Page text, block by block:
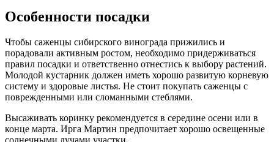
Особенности посадки
Чтобы саженцы сибирского винограда прижились и
порадовали активным ростом, необходимо придерживаться
правил посадки и ответственно отнестись к выбору растений.
Молодой кустарник должен иметь хорошо развитую корневую
систему и здоровые листья. Не стоит покупать саженцы с
поврежденными или сломанными стеблями.
Высаживать коринку рекомендуется в середине осени или в
конце марта. Ирга Мартин предпочитает хорошо освещенные